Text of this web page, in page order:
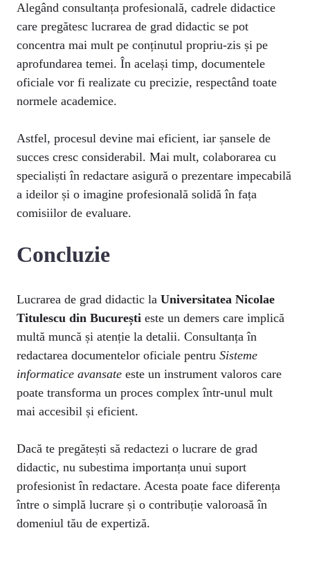
Alegând consultanța profesională, cadrele didactice
care pregătesc lucrarea de grad didactic se pot
concentra mai mult pe conținutul propriu-zis și pe
aprofundarea temei. În același timp, documentele
oficiale vor fi realizate cu precizie, respectând toate
normele academice.
Astfel, procesul devine mai eficient, iar șansele de
succes cresc considerabil. Mai mult, colaborarea cu
specialiști în redactare asigură o prezentare impecabilă
a ideilor și o imagine profesională solidă în fața
comisiilor de evaluare.
Concluzie
Lucrarea de grad didactic la Universitatea Nicolae
Titulescu din București este un demers care implică
multă muncă și atenție la detalii. Consultanța în
redactarea documentelor oficiale pentru Sisteme
informatice avansate este un instrument valoros care
poate transforma un proces complex într-unul mult
mai accesibil și eficient.
Dacă te pregătești să redactezi o lucrare de grad
didactic, nu subestima importanța unui suport
profesionist în redactare. Acesta poate face diferența
între o simplă lucrare și o contribuție valoroasă în
domeniul tău de expertiză.